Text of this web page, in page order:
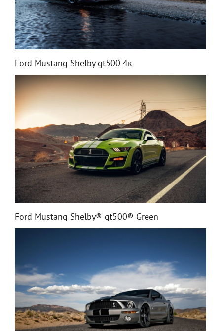
Ford Mustang Shelby gt500 4к
Ford Mustang Shelby® gt500® Green